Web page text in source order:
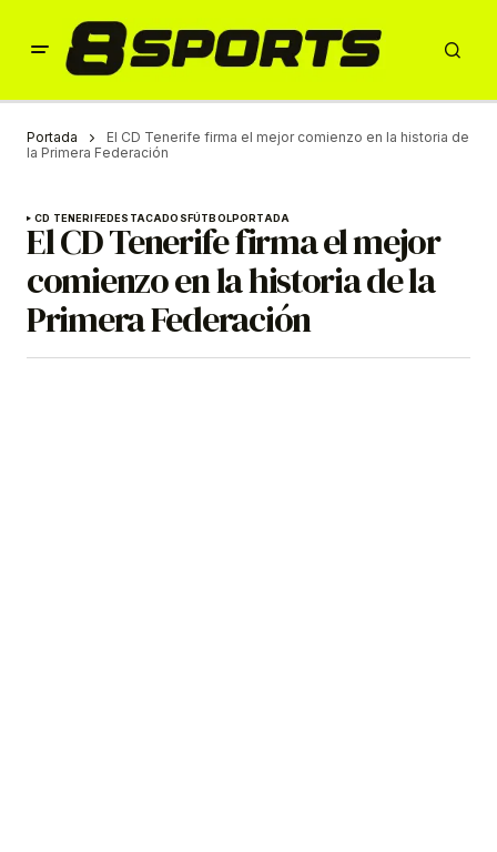
Portada
El CD Tenerife firma el mejor comienzo en la historia de
la Primera Federación
CD TENERIFEDESTACADOSFÚTBOLPORTADA
El CD Tenerife firma el mejor
comienzo en la historia de la
Primera Federación